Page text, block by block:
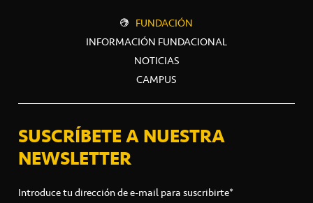
FUNDACIÓN
INFORMACIÓN FUNDACIONAL
NOTICIAS
CAMPUS
SUSCRÍBETE A NUESTRA
NEWSLETTER
Introduce tu dirección de e-mail para suscribirte*